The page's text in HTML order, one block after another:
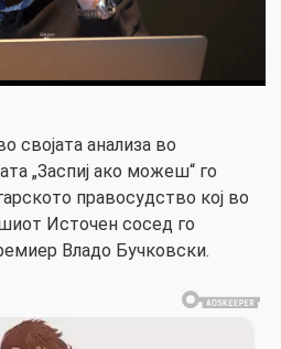
својата анализа во
„Заспиј ако можеш“ го
правосудство кој во
Источен сосед го
Владо Бучковски.